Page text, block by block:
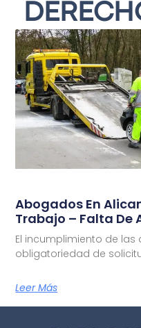
Abogados En
Trabajo – Falta De
El incumplimiento de
obligatoriedad de
Leer Más